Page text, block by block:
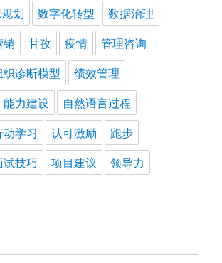
划
数字化转型
数据治理
销 甘孜 疫情
管理咨询
织诊断模型
绩效管理
能力建设
自然语言过程
动学习 认可激励
跑步
试技巧 项目建议 领导力